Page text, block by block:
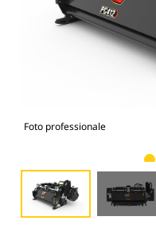
Foto professionale